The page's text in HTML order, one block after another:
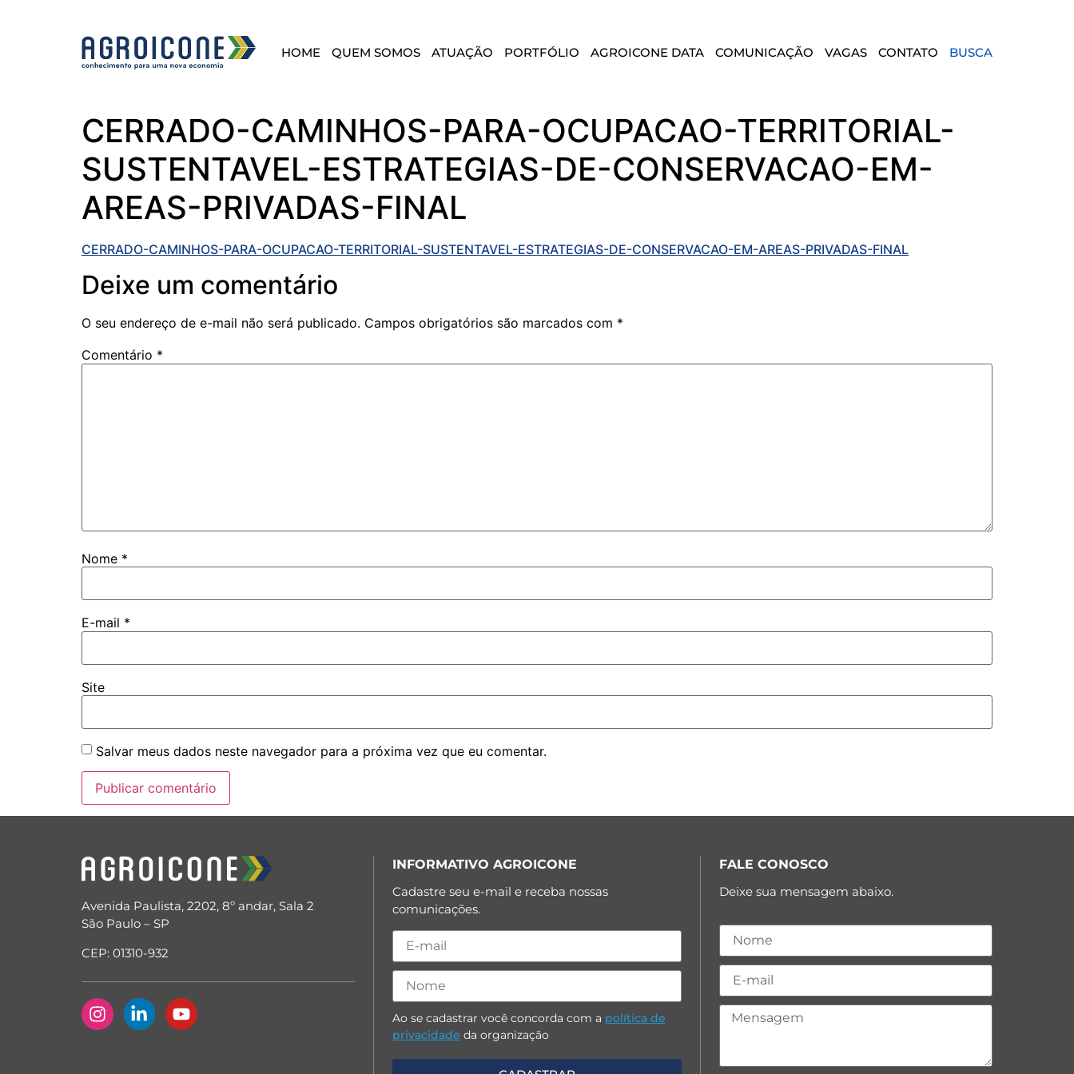
HOME QUEM SOMOS ATUAÇÃO PORTFÓLIO AGROICONE DATA COMUNICAÇÃO VAGAS CONTATO BUSCA
CERRADO-CAMINHOS-PARA-OCUPACAO-TERRITORIAL-
SUSTENTAVEL-ESTRATEGIAS-DE-CONSERVACAO-EM-
AREAS-PRIVADAS-FINAL
CERRADO-CAMINHOS-PARA-OCUPACAO-TERRITORIAL-SUSTENTAVEL-ESTRATEGIAS-DE-CONSERVACAO-EM-AREAS-PRIVADAS-FINAL
Deixe um comentário
O seu endereço de e-mail não será publicado. Campos obrigatórios são marcados com *
Comentário *
Nome *
E-mail *
Site
Salvar meus dados neste navegador para a próxima vez que eu comentar.
Avenida Paulista, 2202, 8º andar, Sala 2
São Paulo – SP
CEP: 01310-932
INFORMATIVO AGROICONE
Cadastre seu e-mail e receba nossas
comunicações.
Ao se cadastrar você concorda com a política de
privacidade da organização
FALE CONOSCO
Deixe sua mensagem abaixo.